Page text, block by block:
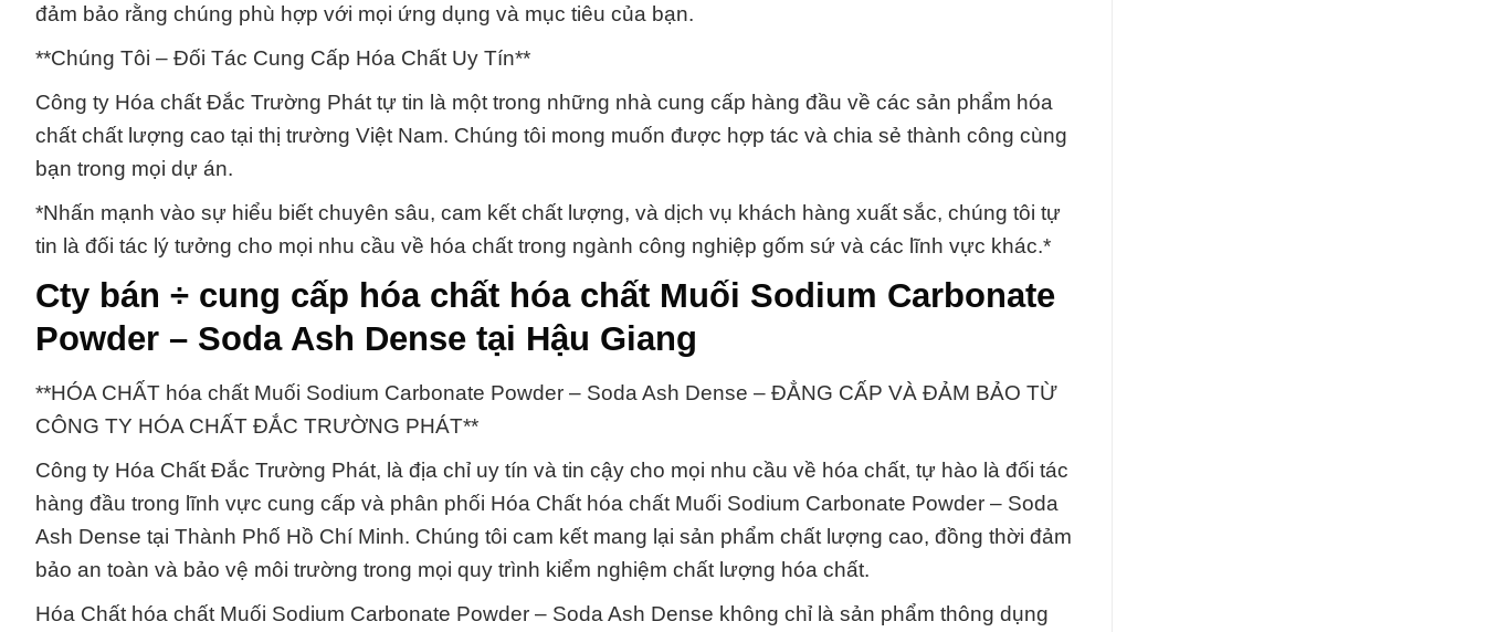
đảm bảo rằng chúng phù hợp với mọi ứng dụng và mục tiêu của bạn.
**Chúng Tôi – Đối Tác Cung Cấp Hóa Chất Uy Tín**
Công ty Hóa chất Đắc Trường Phát tự tin là một trong những nhà cung cấp hàng đầu về các sản phẩm hóa
chất chất lượng cao tại thị trường Việt Nam. Chúng tôi mong muốn được hợp tác và chia sẻ thành công cùng
bạn trong mọi dự án.
*Nhấn mạnh vào sự hiểu biết chuyên sâu, cam kết chất lượng, và dịch vụ khách hàng xuất sắc, chúng tôi tự
tin là đối tác lý tưởng cho mọi nhu cầu về hóa chất trong ngành công nghiệp gốm sứ và các lĩnh vực khác.*
Cty bán ÷ cung cấp hóa chất hóa chất Muối Sodium Carbonate
Powder – Soda Ash Dense tại Hậu Giang
**HÓA CHẤT hóa chất Muối Sodium Carbonate Powder – Soda Ash Dense – ĐẲNG CẤP VÀ ĐẢM BẢO TỪ
CÔNG TY HÓA CHẤT ĐẮC TRƯỜNG PHÁT**
Công ty Hóa Chất Đắc Trường Phát, là địa chỉ uy tín và tin cậy cho mọi nhu cầu về hóa chất, tự hào là đối tác
hàng đầu trong lĩnh vực cung cấp và phân phối Hóa Chất hóa chất Muối Sodium Carbonate Powder – Soda
Ash Dense tại Thành Phố Hồ Chí Minh. Chúng tôi cam kết mang lại sản phẩm chất lượng cao, đồng thời đảm
bảo an toàn và bảo vệ môi trường trong mọi quy trình kiểm nghiệm chất lượng hóa chất.
Hóa Chất hóa chất Muối Sodium Carbonate Powder – Soda Ash Dense không chỉ là sản phẩm thông dụng